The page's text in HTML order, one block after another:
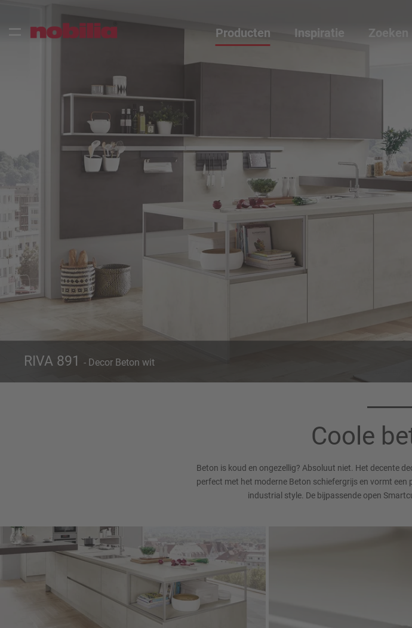
Producten Inspiratie
RIVA 891 - Decor Beton wit
Corpuskleur 194
Coole
Beton is koud en ongezellig? Absoluut niet. Het decente
perfect met het moderne Beton schiefergrijs en vormt
industrial style. De bijpassende open